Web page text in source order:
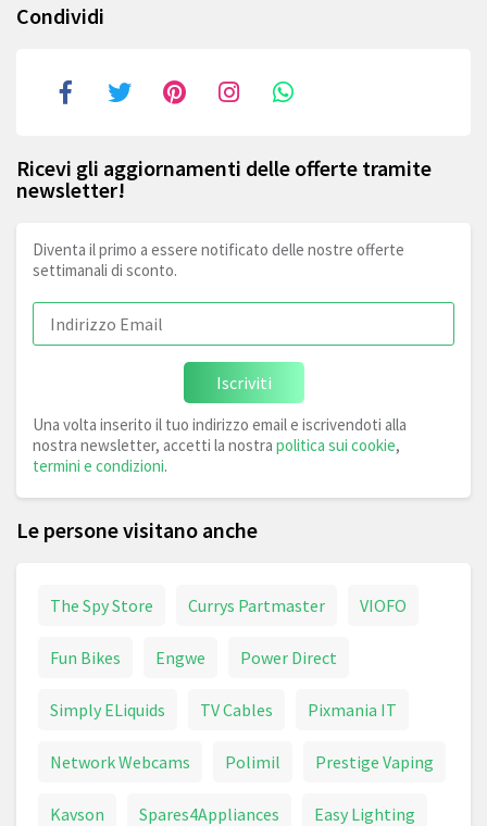
Condividi
Ricevi gli aggiornamenti delle offerte tramite
newsletter!
Diventa il primo a essere notificato delle nostre offerte
settimanali di sconto.
Iscriviti
Una volta inserito il tuo indirizzo email e iscrivendoti alla
nostra newsletter, accetti la nostra politica sui cookie,
termini e condizioni.
Le persone visitano anche
The Spy Store Currys Partmaster VIOFO
Fun Bikes Engwe Power Direct
Simply ELiquids TV Cables Pixmania IT
Network Webcams Polimil Prestige Vaping
Kavson Spares4Appliances Easy Lighting